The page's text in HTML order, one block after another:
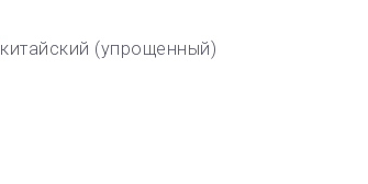
китайский (упрощенный)